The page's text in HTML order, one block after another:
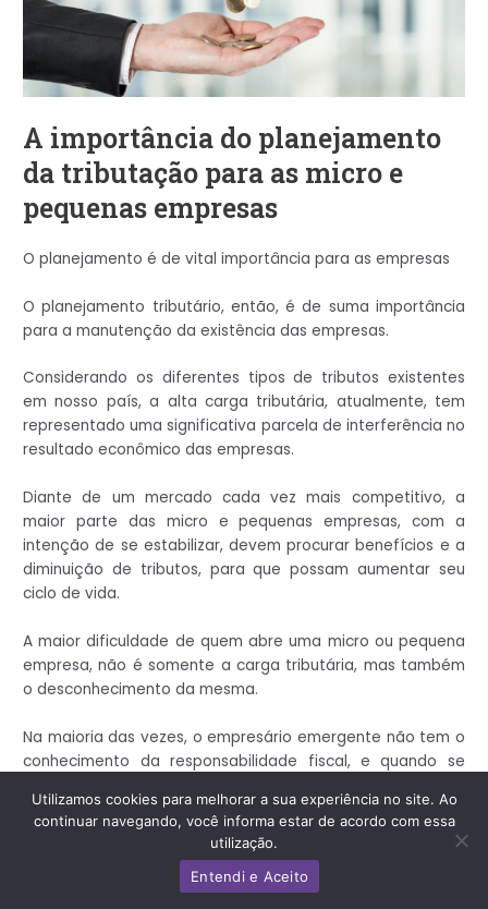
A importância do planejamento
da tributação para as micro e
pequenas empresas
O planejamento é de vital importância para as empresas
O planejamento tributário, então, é de suma importância
para a manutenção da existência das empresas.
Considerando os diferentes tipos de tributos existentes
em nosso país, a alta carga tributária, atualmente, tem
representado uma significativa parcela de interferência no
resultado econômico das empresas.
Diante de um mercado cada vez mais competitivo, a
maior parte das micro e pequenas empresas, com a
intenção de se estabilizar, devem procurar benefícios e a
diminuição de tributos, para que possam aumentar seu
ciclo de vida.
A maior dificuldade de quem abre uma micro ou pequena
empresa, não é somente a carga tributária, mas também
o desconhecimento da mesma.
Na maioria das vezes, o empresário emergente não tem o
conhecimento da responsabilidade fiscal, e quando se
situação.
Sabe-se que milhares de empresas são constituídas
Utilizamos cookies para melhorar a sua experiência no site. Ao
continuar navegando, você informa estar de acordo com essa
utilização.
Entendi e Aceito